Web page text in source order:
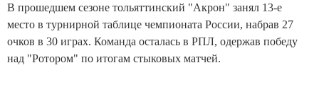
В прошедшем сезоне тольяттинский "Акрон" занял 13-е
место в турнирной таблице чемпионата России, набрав 27
очков в 30 играх. Команда осталась в РПЛ, одержав победу
над "Ротором" по итогам стыковых матчей.